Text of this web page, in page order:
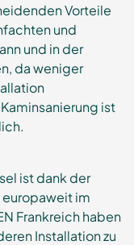
Vorteile
und
und in der
da weniger
ist
ist dank der
im
Frankreich haben
Installation zu